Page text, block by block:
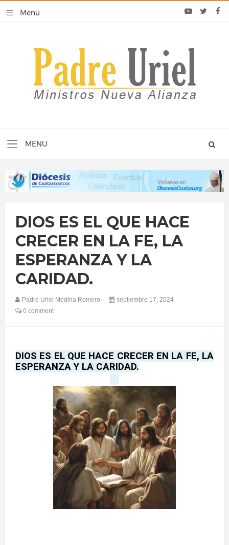
DIOS ES EL QUE HACE
CRECER EN LA FE, LA
ESPERANZA Y LA
CARIDAD.
Padre Uriel Medina Romero
septiembre 17, 2024
0 comment
DIOS ES EL QUE HACE CRECER EN LA FE, LA
ESPERANZA Y LA CARIDAD.